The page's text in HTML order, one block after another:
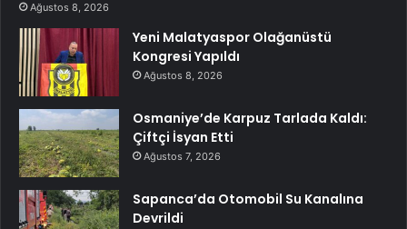
Ağustos 8, 2026
Yeni Malatyaspor Olağanüstü
Kongresi Yapıldı
Ağustos 8, 2026
Osmaniye’de Karpuz Tarlada Kaldı:
Çiftçi İsyan Etti
Ağustos 7, 2026
Sapanca’da Otomobil Su Kanalına
Devrildi